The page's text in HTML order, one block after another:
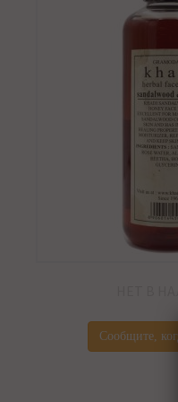
Сообщите,